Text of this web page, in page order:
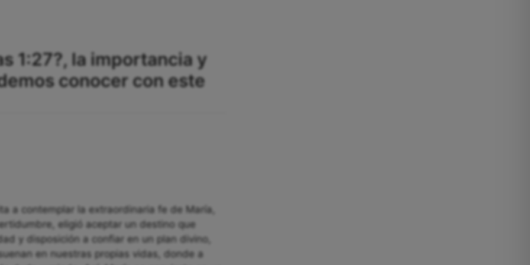
1:27?, la importancia y
conocer con este
a contemplar la extraordinaria fe de María,
eligió aceptar un destino que
y disposición a confiar en un plan divino,
en nuestras propias vidas, donde a